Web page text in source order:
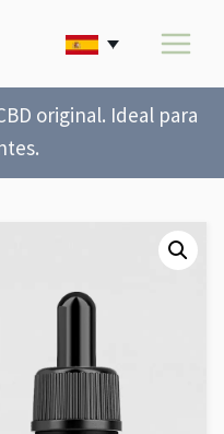
original. Ideal para